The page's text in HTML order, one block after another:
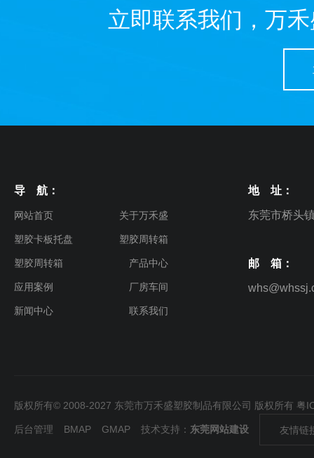
立即联系我们，万
导 航：
网站首页 关于万禾盛
塑胶卡板托盘 塑胶周转箱
塑胶周转箱 产品中心
应用案例 厂房车间
新闻中心 联系我们
地 址：
东莞市桥头
邮 箱：
版权所有© 2008-2027 东莞市万禾盛塑胶制品有限公司 版权所有 粤
后台管理 BMAP GMAP 技术支持： 东莞网站建设 友情链